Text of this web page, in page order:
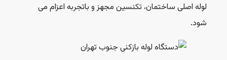
لوله اصلی ساختمان، تکنسین مجهز و باتجربه اعزام می
شود.